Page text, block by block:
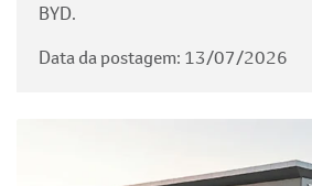
BYD.
Data da postagem: 13/07/2026